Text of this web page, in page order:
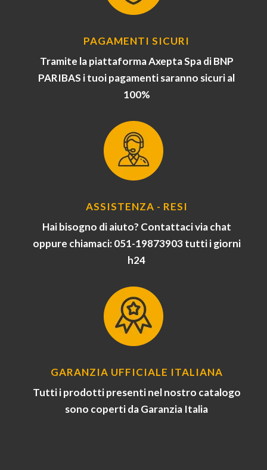
PAGAMENTI SICURI
Tramite la piattaforma Axepta Spa di BNP
PARIBAS i tuoi pagamenti saranno sicuri al
100%
ASSISTENZA - RESI
Hai bisogno di aiuto? Contattaci via chat
oppure chiamaci: 051-19873903 tutti i giorni
h24
GARANZIA UFFICIALE ITALIANA
Tutti i prodotti presenti nel nostro catalogo
sono coperti da Garanzia Italia